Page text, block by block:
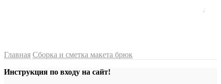
Главная Сборка и сметка макета брюк
Инструкция по входу на сайт!